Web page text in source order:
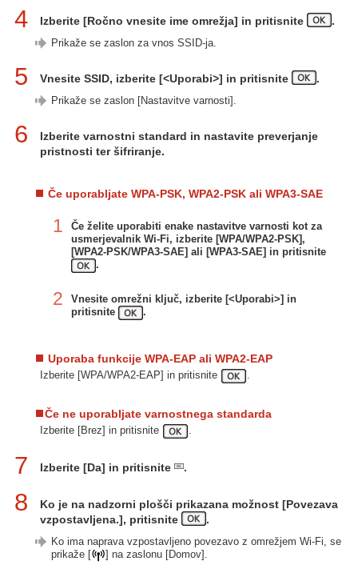
4 Izberite [Ročno vnesite ime omrežja] in pritisnite .
Prikaže se zaslon za vnos SSID-ja.
5 Vnesite SSID, izberite [<Uporabi>] in pritisnite .
Prikaže se zaslon [Nastavitve varnosti].
6
Izberite varnostni standard in nastavite preverjanje
pristnosti ter šifriranje.
Če uporabljate WPA-PSK, WPA2-PSK ali WPA3-SAE
1
Če želite uporabiti enake nastavitve varnosti kot za
usmerjevalnik Wi-Fi, izberite [WPA/WPA2-PSK],
[WPA2-PSK/WPA3-SAE] ali [WPA3-SAE] in pritisnite
.
2
Vnesite omrežni ključ, izberite [<Uporabi>] in
pritisnite
.
Uporaba funkcije WPA-EAP ali WPA2-EAP
Izberite [WPA/WPA2-EAP] in pritisnite .
Če ne uporabljate varnostnega standarda
Izberite [Brez] in pritisnite .
7 Izberite [Da] in pritisnite .
8
Ko je na nadzorni plošči prikazana možnost [Povezava
vzpostavljena.], pritisnite
.
Ko ima naprava vzpostavljeno povezavo z omrežjem Wi-Fi, se
prikaže [
] na zaslonu [Domov].